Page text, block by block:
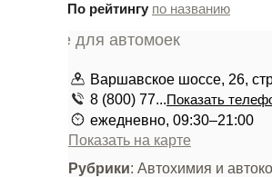
По рейтингу по названию
Варшавское шоссе, 26,
8 (800) 77...Показать
ежедневно, 09:30–21:00
Показать на карте
Рубрики: Автохимия и